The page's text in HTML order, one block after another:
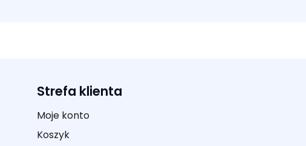
Strefa klienta
Moje konto
Koszyk